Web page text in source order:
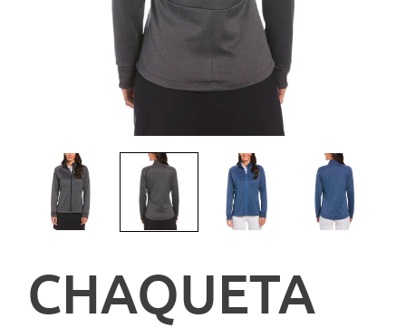
CHAQUETA